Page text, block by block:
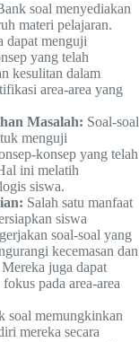
soal menyediakan
materi pelajaran.
dapat menguji
yang telah
kesulitan dalam
area-area yang
Masalah: Soal-soal
menguji
konsep yang telah
ini melatih
siswa.
Salah satu manfaat
siswa
soal-soal yang
kecemasan dan
juga dapat
pada area-area
soal memungkinkan
mereka secara